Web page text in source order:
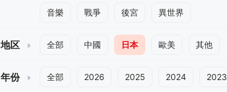
音樂 戰爭 後宮 異世界
地区 全部 中國 日本 歐美 其他
年份 全部 2026 2025 2024 2023